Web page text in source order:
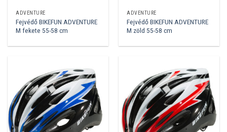
ADVENTURE
Fejvédő BIKEFUN ADVENTURE
M fekete 55-58 cm
ADVENTURE
Fejvédő BIKEFUN ADVENTURE
M zöld 55-58 cm